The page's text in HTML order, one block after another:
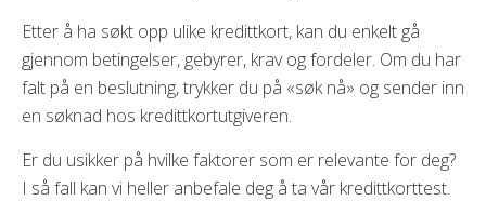
Etter å ha søkt opp ulike kredittkort, kan du enkelt gå
gjennom betingelser, gebyrer, krav og fordeler. Om du har
falt på en beslutning, trykker du på «søk nå» og sender inn
en søknad hos kredittkortutgiveren.
Er du usikker på hvilke faktorer som er relevante for deg?
I så fall kan vi heller anbefale deg å ta vår kredittkorttest.